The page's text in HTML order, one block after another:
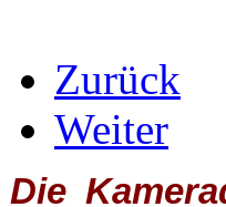
Zurück
Weiter
Die